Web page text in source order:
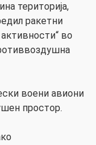
територија,
ракетни
во
воени авиони
простор.